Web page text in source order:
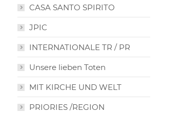
CASA SANTO SPIRITO
JPIC
INTERNATIONALE TR / PR
Unsere lieben Toten
MIT KIRCHE UND WELT
PRIORIES /REGION